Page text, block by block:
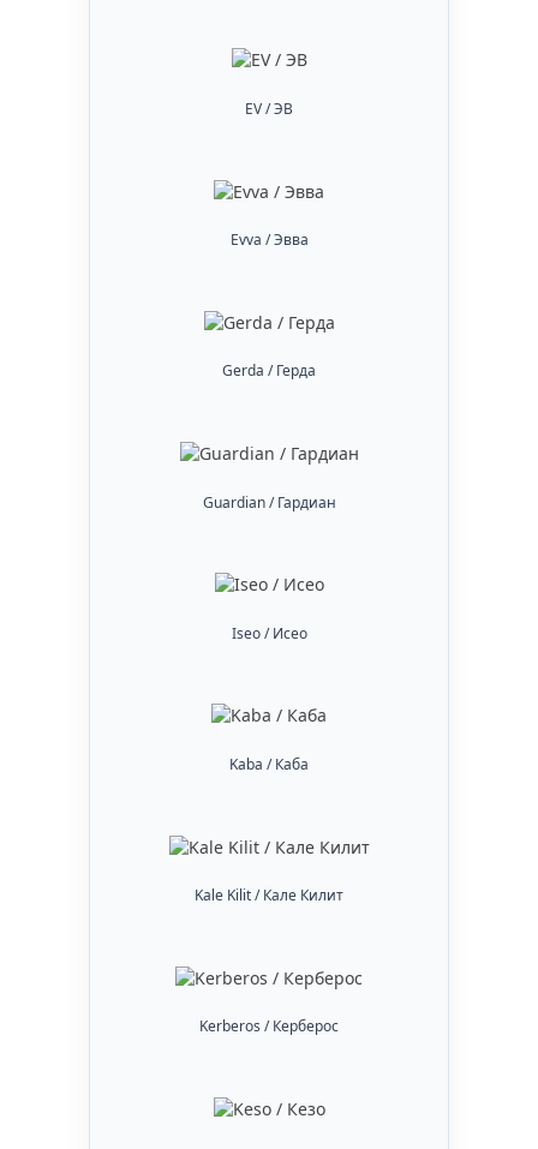
EV / ЭВ
Evva / Эвва
Gerda / Герда
Guardian / Гардиан
Iseo / Исео
Kaba / Каба
Kale Kilit / Кале Килит
Kerberos / Керберос